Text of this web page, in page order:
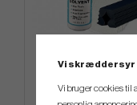
Vi skræddersyr
Vi bruger cookies til